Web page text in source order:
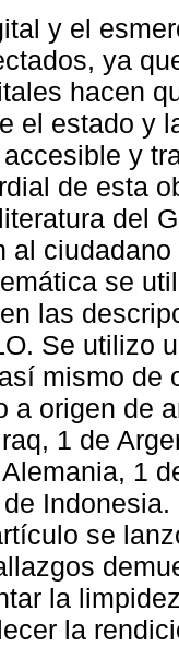
y el
ya
hacen
el estado y
y
de esta
del
al
se
las
Se utilizo
mismo de
a origen de
1 de
1
se
la
la